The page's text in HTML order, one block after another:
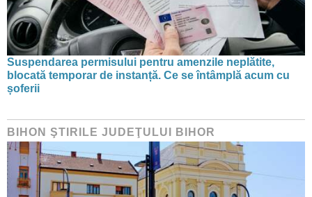
Suspendarea permisului pentru amenzile neplătite,
blocată temporar de instanță. Ce se întâmplă acum cu
șoferii
BIHON ŞTIRILE JUDEŢULUI BIHOR